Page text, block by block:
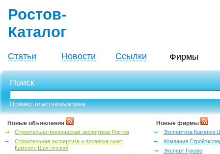
Ростов-
Каталог
Статьи Новости Ссылки Фирмы
Поиск
Пример: пластиковые окна
Новые объявления
Строительно-техническая экспертиза Ростов
Строительная экспертиза и проверка смет
Каменск-Шахтинский
Новые фирмы
Экспертиза Каменск-
Компания
Эксперт Гуково